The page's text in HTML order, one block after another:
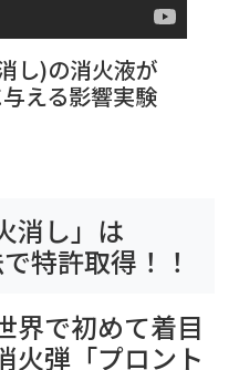
し)の消火液が
える影響実験
消し」は
特許取得！！
界で初めて着目
火弾「プロント